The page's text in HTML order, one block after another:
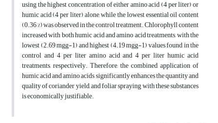
using the highest concentration of either amino acid (4 per liter) or
humic acid (4 per liter) alone, while the lowest essential oil content
(0.36 %) was observed in the control treatment. Chlorophyll content
increased with both humic acid and amino acid treatments, with the
lowest (2.69 mgg-1) and highest (4.19 mgg-1) values found in the
control and 4 per liter amino acid and 4 per liter humic acid
treatments, respectively. Therefore, the combined application of
humic acid and amino acids significantly enhances the quantity and
quality of coriander yield, and foliar spraying with these substances
is economically justifiable.